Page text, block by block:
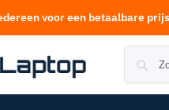
voor een betaalbare